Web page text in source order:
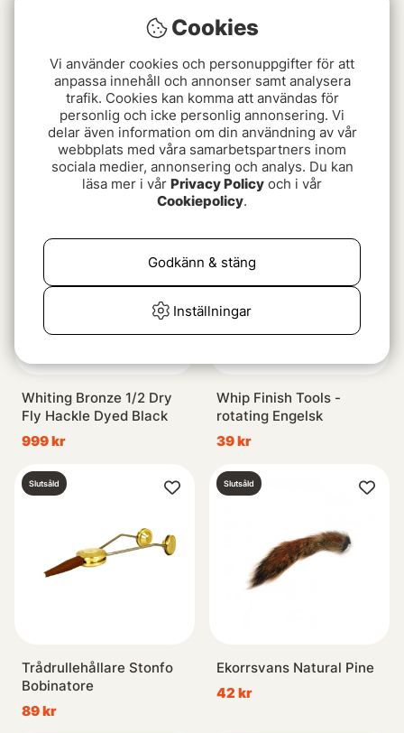
Wiggler Quick Snap Stl.
25 kr
Fladen Box Med Flöte &
Tillbehör för Gädda
99 kr
Whiting Bronze 1/2 Dry
Fly Hackle Dyed Black
999 kr
Whip Finish Tools -
rotating Engelsk
39 kr
Slutsåld
Trådrullehållare Stonfo
Bobinatore
89 kr
Slutsåld
Ekorrsvans Natural Pine
42 kr
Cookies
Vi använder cookies och personuppgifter för att
anpassa innehåll och annonser samt analysera
trafik. Cookies kan komma att användas för
personlig och icke personlig annonsering. Vi
delar även information om din användning av vår
webbplats med våra samarbetspartners inom
sociala medier, annonsering och analys. Du kan
läsa mer i vår Privacy Policy och i vår
Cookiepolicy.
Inställningar
Godkänn & stäng